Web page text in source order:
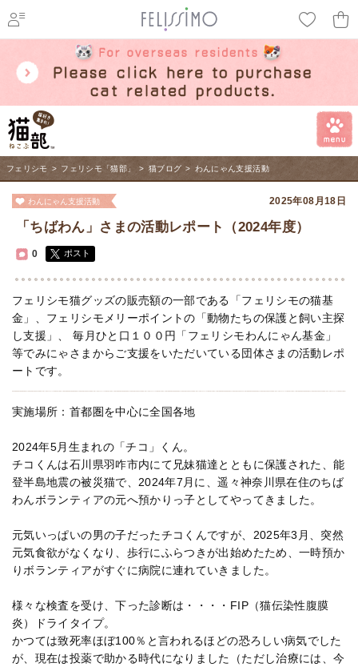
フェリシモ > フェリシモ「猫部」 > 猫ブログ > わんにゃん支援活動
わんにゃん支援活動 2025年08月18日
「ちばわん」さまの活動レポート（2024年度）
0 ポスト
フェリシモ猫グッズの販売額の一部である「フェリシモの猫基
金」、フェリシモメリーポイントの「動物たちの保護と飼い主探
し支援」、 毎月ひと口１００円「フェリシモわんにゃん基金」
等でみにゃさまからご支援をいただいている団体さまの活動レポ
ートです。
実施場所：首都圏を中心に全国各地
2024年5月生まれの「チコ」くん。
チコくんは石川県羽咋市内にて兄妹猫達とともに保護された、能
登半島地震の被災猫で、2024年7月に、遥々神奈川県在住のちば
わんボランティアの元へ預かりっ子としてやってきました。
元気いっぱいの男の子だったチコくんですが、2025年3月、突然
元気食欲がなくなり、歩行にふらつきが出始めたため、一時預か
りボランティアがすぐに病院に連れていきました。
様々な検査を受け、下った診断は・・・・FIP（猫伝染性腹膜
炎）ドライタイプ。
かつては致死率ほぼ100％と言われるほどの恐ろしい病気でした
が、現在は投薬で助かる時代になりました（ただし治療には、今